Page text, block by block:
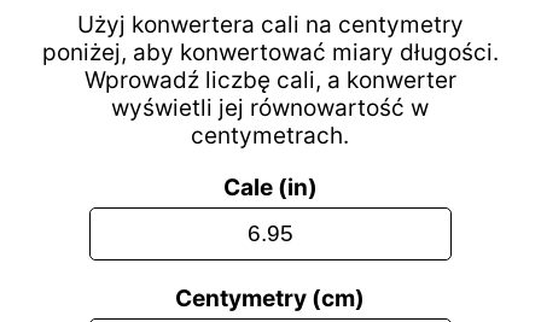
Użyj konwertera cali na centymetry
poniżej, aby konwertować miary długości.
Wprowadź liczbę cali, a konwerter
wyświetli jej równowartość w
centymetrach.
Cale (in)
Centymetry (cm)